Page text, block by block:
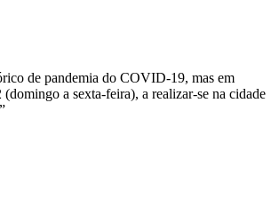
de pandemia do COVID-19, mas em
a sexta-feira), a realizar-se na cidade